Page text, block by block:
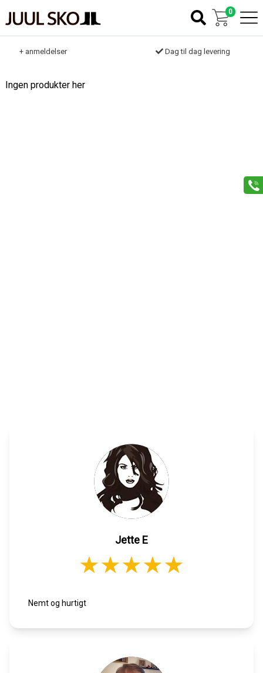
Ingen produkter her
0
Jette E
Nemt og hurtigt
+ anmeldelser Dag til dag levering